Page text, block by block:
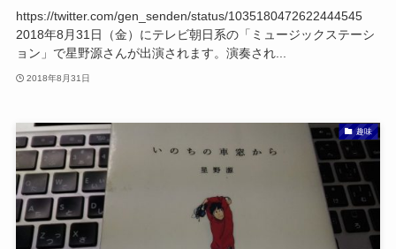
https://twitter.com/gen_senden/status/1035180472622444545
2018年8月31日（金）にテレビ朝日系の「ミュージックステーシ
ョン」で星野源さんが出演されます。演奏され...
2018年8月31日
趣味